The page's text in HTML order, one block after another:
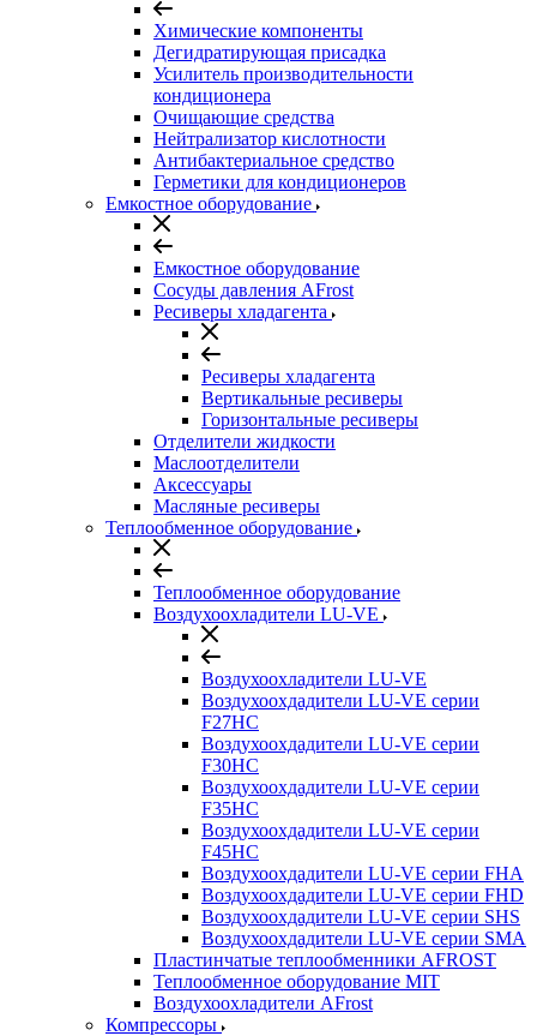
Химические компоненты
Дегидратирующая присадка
Усилитель производительности
кондиционера
Очищающие средства
Нейтрализатор кислотности
Антибактериальное средство
Герметики для кондиционеров
Емкостное оборудование
Емкостное оборудование
Сосуды давления AFrost
Ресиверы хладагента
Ресиверы хладагента
Вертикальные ресиверы
Горизонтальные ресиверы
Отделители жидкости
Маслоотделители
Аксессуары
Масляные ресиверы
Теплообменное оборудование
Теплообменное оборудование
Воздухоохладители LU-VE
Воздухоохладители LU-VE
Воздухоохдадители LU-VE серии
F27HC
Воздухоохдадители LU-VE серии
F30HC
Воздухоохдадители LU-VE серии
F35HC
Воздухоохдадители LU-VE серии
F45HC
Воздухоохдадители LU-VE серии FHA
Воздухоохдадители LU-VE серии FHD
Воздухоохдадители LU-VE серии SHS
Воздухоохдадители LU-VE серии SMA
Пластинчатые теплообменники AFROST
Теплообменное оборудование MIT
Воздухоохладители AFrost
Компрессоры